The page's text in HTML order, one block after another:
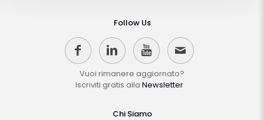
Follow Us
Vuoi rimanere aggiornato?
Iscriviti gratis alla Newsletter
Chi Siamo